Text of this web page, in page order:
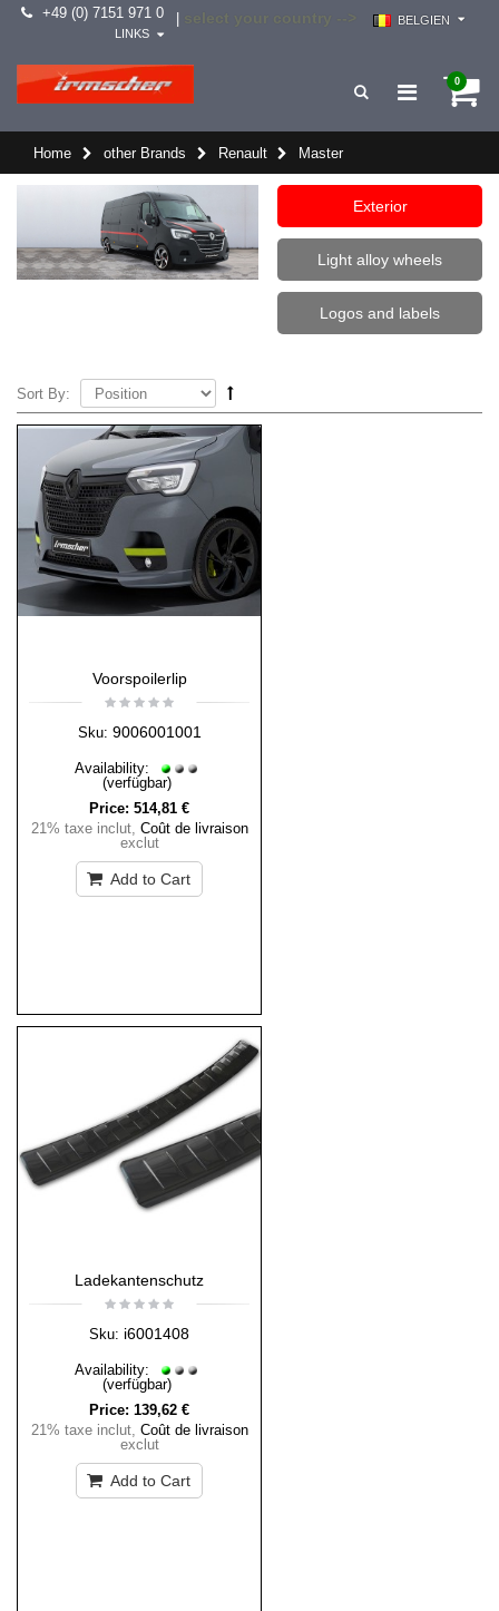
+49 (0) 7151 971 0
BELGIEN
LINKS
0
Home other Brands Renault Master
Exterior
Light alloy wheels
Logos and labels
Sort By:
Voorspoilerlip
Sku: 9006001001
Availability:
(verfügbar)
Price: 514,81 €
21% taxe inclut, Coût de livraison
exclut
Add to Cart
Ladekantenschutz
Sku: i6001408
Availability:
(verfügbar)
Price: 139,62 €
21% taxe inclut, Coût de livraison
exclut
Add to Cart